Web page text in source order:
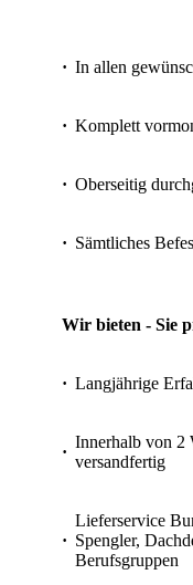
· In allen
· Komplett
· Oberseitig
· Sämtliches
Wir bieten - Sie
· Langjährige
·
Innerhalb von 2
versandfertig
·
Lieferservice
Spengler,
Berufsgruppen